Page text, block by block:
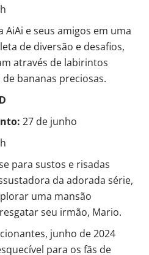
AiAi e seus amigos em uma
de diversão e desafios,
através de labirintos
bananas preciosas.
27 de junho
para sustos e risadas
da adorada série,
uma mansão
seu irmão, Mario.
junho de 2024
para os fãs de